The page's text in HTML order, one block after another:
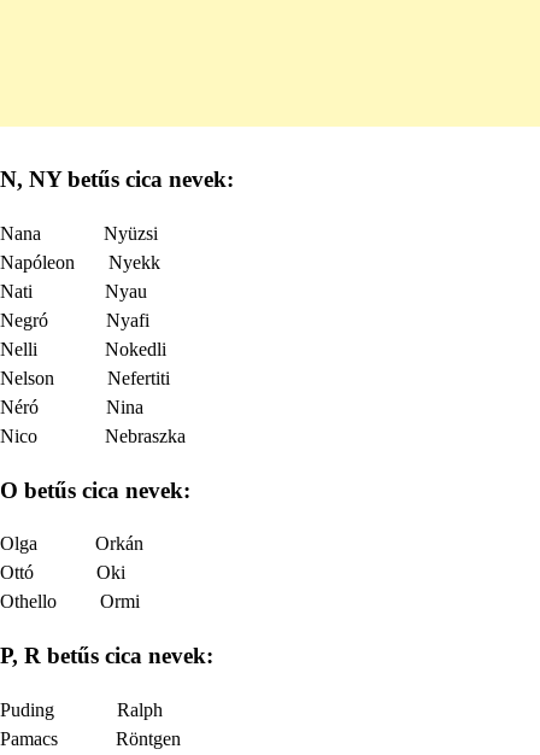
N, NY betűs cica nevek:
Nana Nyüzsi
Napóleon Nyekk
Nati Nyau
Negró Nyafi
Nelli Nokedli
Nelson Nefertiti
Néró Nina
Nico Nebraszka
O betűs cica nevek:
Olga Orkán
Ottó Oki
Othello Ormi
P, R betűs cica nevek:
Puding Ralph
Pamacs Röntgen